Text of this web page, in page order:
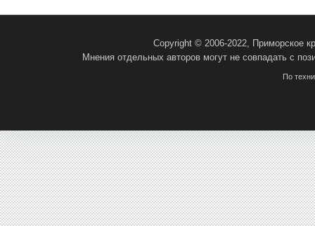
Copyright © 2006-2022, Приморское
Мнения отдельных авторов могут не совпадать с
По